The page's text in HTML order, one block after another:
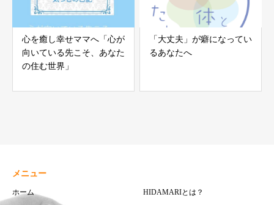
心を癒し幸せママへ「心が
向いている先こそ、あなた
の住む世界」
「大丈夫」が癖になってい
るあなたへ
メニュー
ホーム HIDAMARIとは？